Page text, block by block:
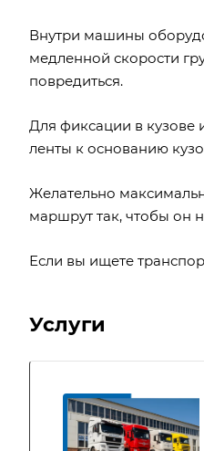
Внутри машины
медленной скорости
повредиться.
Для фиксации в кузове
ленты к основанию
Желательно
маршрут так, чтобы он
Если вы ищете
Услуги